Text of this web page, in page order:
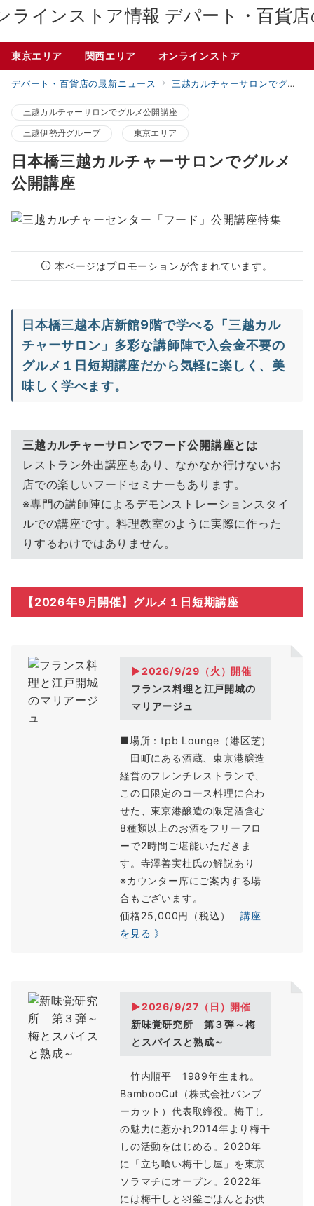
デパート・百貨
東京エリア 関西エリア オンラインストア
デパート・百貨店の最新ニュース 三越カルチャーサロンでグルメ公開講座
三越カルチャーサロンでグルメ公開講座
三越伊勢丹グループ 東京エリア
日本橋三越カルチャーサロンでグルメ
公開講座
本ページはプロモーションが含まれています。
日本橋三越本店新館9階で学べる「三越カル
チャーサロン」多彩な講師陣で入会金不要の
グルメ１日短期講座だから気軽に楽しく、美
味しく学べます。
三越カルチャーサロンでフード公開講座とは
レストラン外出講座もあり、なかなか行けないお
店での楽しいフードセミナーもあります。
※専門の講師陣によるデモンストレーションスタイ
ルでの講座です。料理教室のように実際に作った
りするわけではありません。
【2026年9月開催】グルメ１日短期講座
▶2026/9/29（火 ）開催
フランス料理と江戸開城の
マリアージュ
■場所：tpb Lounge（港区芝）
田町にある酒蔵、東京港醸造
経営のフレンチレストランで、
この日限定のコース料理に合わ
せた、東京港醸造の限定酒含む
8種類以上のお酒をフリーフロ
ーで2時間ご堪能いただきま
す。寺澤善実杜氏の解説あり
※カウンター席にご案内する場
合もございます。
価格25,000円（税込）講座
を見る 》
▶2026/9/27（ 日 ）開催
新味覚研究所 第３弾～梅
とスパイスと熟成～
竹内順平 1989年生まれ。
BambooCut（株式会社バンブ
ーカット）代表取締役。梅干し
の魅力に惹かれ2014年より梅干
しの活動をはじめる。2020年
に「立ち喰い梅干し屋」を東京
ソラマチにオープン。2022年
には梅干しと羽釜ごはんとお供